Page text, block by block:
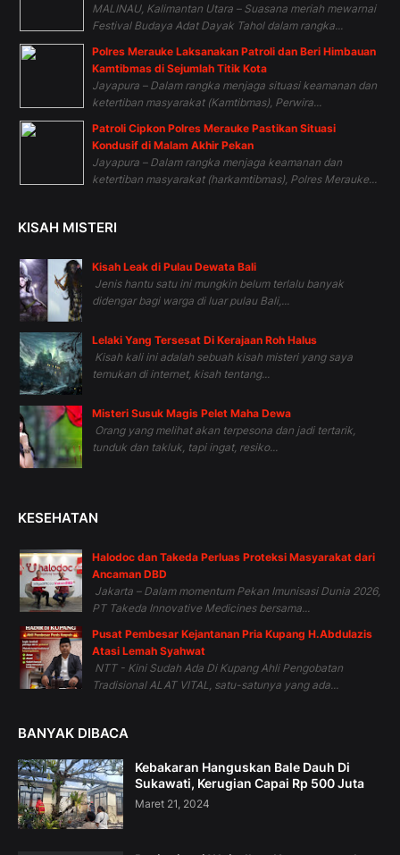
MALINAU, Kalimantan Utara – Suasana meriah mewarnai
Festival Budaya Adat Dayak Tahol dalam rangka...
Polres Merauke Laksanakan Patroli dan Beri Himbauan
Kamtibmas di Sejumlah Titik Kota
Jayapura – Dalam rangka menjaga situasi keamanan dan
ketertiban masyarakat (Kamtibmas), Perwira...
Patroli Cipkon Polres Merauke Pastikan Situasi
Kondusif di Malam Akhir Pekan
Jayapura – Dalam rangka menjaga keamanan dan
ketertiban masyarakat (harkamtibmas), Polres Merauke...
KISAH MISTERI
Kisah Leak di Pulau Dewata Bali
Jenis hantu satu ini mungkin belum terlalu banyak
didengar bagi warga di luar pulau Bali,...
Lelaki Yang Tersesat Di Kerajaan Roh Halus
Kisah kali ini adalah sebuah kisah misteri yang saya
temukan di internet, kisah tentang...
Misteri Susuk Magis Pelet Maha Dewa
Orang yang melihat akan terpesona dan jadi tertarik,
tunduk dan takluk, tapi ingat, resiko...
KESEHATAN
Halodoc dan Takeda Perluas Proteksi Masyarakat dari
Ancaman DBD
Jakarta – Dalam momentum Pekan Imunisasi Dunia 2026,
PT Takeda Innovative Medicines bersama...
Pusat Pembesar Kejantanan Pria Kupang H.Abdulazis
Atasi Lemah Syahwat
NTT - Kini Sudah Ada Di Kupang Ahli Pengobatan
Tradisional ALAT VITAL, satu-satunya yang ada...
BANYAK DIBACA
Kebakaran Hanguskan Bale Dauh Di
Sukawati, Kerugian Capai Rp 500 Juta
Maret 21, 2024